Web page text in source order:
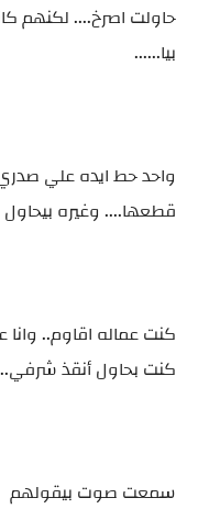
حاولت اصرخ.... لكنهم
بيا......
واحد حط ايده علي
قطعها.... وغيره
كنت عماله اقاوم..
كنت بحاول أنقذ
سمعت صوت بيقولهم